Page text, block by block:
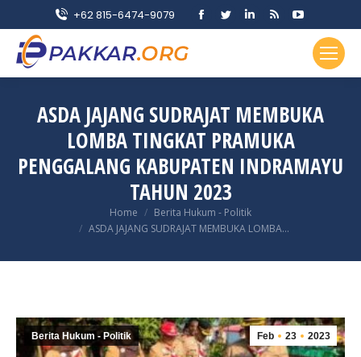
+62 815-6474-9079
Facebook
in
window
Twitter
in
window
Linkedin
in
window
Rss
opens
in
window
YouTube
page
opens
in
window
ASDA JAJANG SUDRAJAT MEMBUKA
LOMBA TINGKAT PRAMUKA
PENGGALANG KABUPATEN INDRAMAYU
TAHUN 2023
Home
Berita Hukum - Politik
ASDA JAJANG SUDRAJAT MEMBUKA LOMBA…
Feb 23 2023
Berita Hukum - Politik